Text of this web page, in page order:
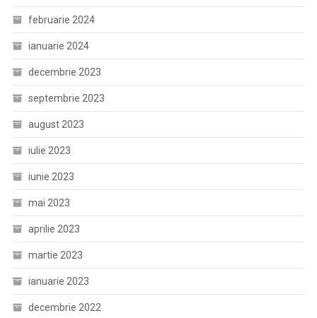
februarie 2024
ianuarie 2024
decembrie 2023
septembrie 2023
august 2023
iulie 2023
iunie 2023
mai 2023
aprilie 2023
martie 2023
ianuarie 2023
decembrie 2022